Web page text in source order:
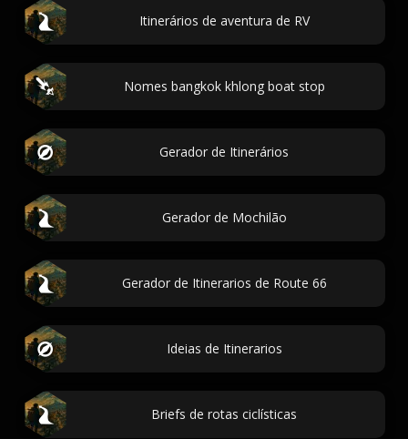
Itinerários de aventura de RV
Nomes bangkok khlong boat stop
Gerador de Itinerários
Gerador de Mochilão
Gerador de Itinerarios de Route 66
Ideias de Itinerarios
Briefs de rotas ciclísticas